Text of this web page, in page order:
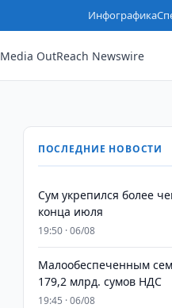
Инфографика
Media OutReach Newswire
ПОСЛЕДНИЕ НОВОСТИ
Сум укрепился более
конца июля
19:50 · 06/08
Малообеспеченным
179,2 млрд. сумов НДС
19:45 · 06/08